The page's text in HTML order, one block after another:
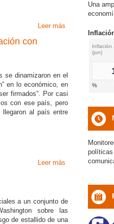
Leer más sobre Todd
con
se dinamizaron en el
en lo económico, en
firmados”. Por casi
con ese país, pero
llegaron al país entre
Leer más sobre Lenín
a un conjunto de
sobre las
de estallido de una
Una
Inflación anual
1.65
%
icon
Inflación mensual
%
icon
políticas
icon